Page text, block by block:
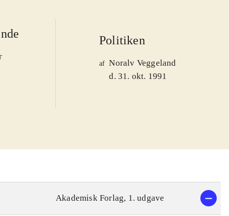
Politiken
af Noralv Veggeland
d. 31. okt. 1991
Akademisk Forlag, 1. udgave